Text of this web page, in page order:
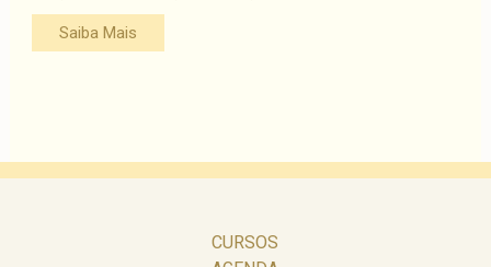
Saiba Mais
CURSOS